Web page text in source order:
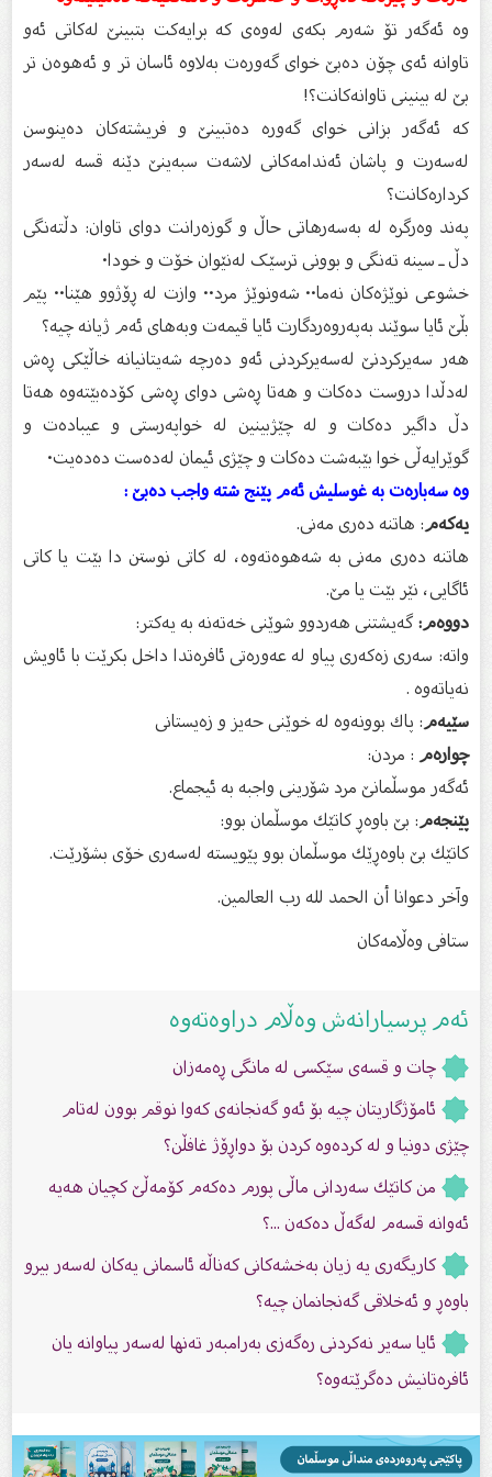
وە ئەگەر تۆ شەرم بکەی لەوەی کە برایەکت بتبینێ لەکاتی ئەو
تاوانە ئەی چۆن دەبێ خوای گەورەت بەلاوە ئاسان تر و ئەهوەن تر
بێ لە بینینی تاوانەکانت؟!
کە ئەگەر بزانی خوای گەورە دەتبینێ و فریشتەکان دەینوسن
لەسەرت و پاشان ئەندامەکانی لاشەت سبەینێ دێنە قسە لەسەر
کردارەکانت؟
پەند وەرگرە لە بەسەرهاتی حاڵ و گوزەرانت دوای تاوان: دڵتەنگی
دڵ ـ سینە تەنگی و بوونی ترسێک لەنێوان خۆت و خودا۰
خشوعى نوێژەکان نەما۰۰ شەونوێژ مرد۰۰ وازت لە ڕۆژوو هێنا۰۰ پێم
بڵێ ئایا سوێند بەپەروەردگارت ئایا قیمەت وبەهای ئەم ژیانە چیە؟
هەر سەیرکردنێ لەسەیرکردنی ئەو دەرچە شەیتانیانە خاڵێکی ڕەش
لەدڵدا دروست دەکات و هەتا ڕەشی دوای ڕەشی کۆدەبێتەوە هەتا
دڵ داگیر دەکات و لە چێژبینین لە خواپەرستی و عیبادەت و
گوێرایەڵی خوا بێبەشت دەکات و چێژی ئیمان لەدەست دەدەیت۰
وە سەبارەت بە غوسلیش ئەم پێنج شتە واجب دەبێ :
یەكەم: هاتنە دەرى مەنى.
هاتنە دەرى مەنى بە شەهوەتەوە، لە كاتى نوستن دا بێت یا كاتى
ئاگایى، نێر بێت یا مێ.
دووەم:گەیشتنى هەردوو شوێنى خەتەنە بە یەكتر:
واتە: سەرى زەكەرى پیاو لە عەورەتى ئافرەتدا داخل بكرێت با ئاویش
نەیاتەوە .
سێیەم: پاك بوونەوە لە خوێنى حەیز و زەیستانى
چوارەم: مردن:
ئەگەر موسڵمانێ مرد شۆرینی واجبە بە ئیجماع.
پێنجەم: بێ باوەڕ كاتێك موسڵمان بوو:
كاتێك بێ باوەڕێك موسڵمان بوو پێویستە لەسەرى خۆى بشۆرێت.
وآخر دعوانا أن الحمد لله رب العالمين.‌‌
ستافى وەڵامەکان
ئەم پرسیارانەش وەڵام دراوەتەوە
چات و قسەى سێکسی لە مانگى ڕەمەزان
ئامۆژگاریتان چیە بۆ ئەو گەنجانەی کەوا نوقم بوون لەتام
چێژی دونیا و لە کردەوە کردن بۆ دواڕۆژ غافڵن؟
من كاتێك سەردانى ماڵى پورم دەكەم كۆمەڵێ کچیان هەیە
ئەوانە قسەم لەگەڵ دەکەن ...؟
كاریگه‌رى یه‌ زیان به‌خشه‌كانى كه‌ناڵه‌ ئاسمانى یه‌كان له‌سه‌ر بیرو
باوه‌ڕ و ئەخلاقى گەنجانمان چیە؟
ئایا سەیر نەکردنی رەگەزی بەرامبەر تەنها لەسەر پیاوانە یان
ئافرەتانیش دەگرێتەوە؟